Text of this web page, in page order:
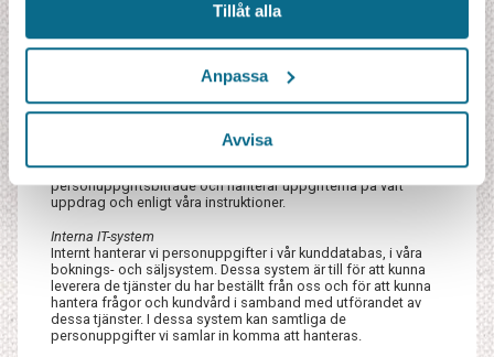
Tillåt alla
Anpassa
Avvisa
Avtalspartners och IT-leverantörer
Vi använder oss av ett antal olika IT-tjänster och IT-system i vår
verksamhet. I vissa av dessa lagras och hanteras
personuppgifter. Vi är måna om din integritet och säkerheten
för dina uppgifter vid all sådan hantering. Vissa system är
installerade lokalt hos oss. I dessa fall sker ingen överföring
till tredje part. Vissa system är dock installerade hos
leverantören. I dessa fall är leverantören vårt
personuppgiftsbiträde och hanterar uppgifterna på vårt
uppdrag och enligt våra instruktioner.
Interna IT-system
Internt hanterar vi personuppgifter i vår kunddatabas, i våra
boknings- och säljsystem. Dessa system är till för att kunna
leverera de tjänster du har beställt från oss och för att kunna
hantera frågor och kundvård i samband med utförandet av
dessa tjänster. I dessa system kan samtliga de
personuppgifter vi samlar in komma att hanteras.